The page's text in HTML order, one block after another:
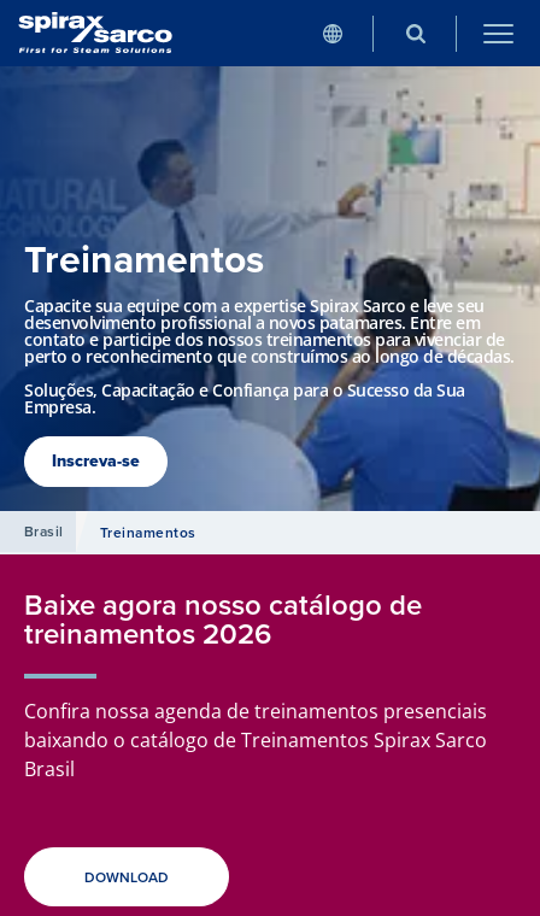
Treinamentos
Capacite sua equipe com a expertise Spirax Sarco e leve seu
desenvolvimento profissional a novos patamares. Entre em
contato e participe dos nossos treinamentos para vivenciar de
perto o reconhecimento que construímos ao longo de décadas.
Soluções, Capacitação e Confiança para o Sucesso da Sua
Empresa.
Inscreva-se
Brasil Treinamentos
Baixe agora nosso catálogo de
treinamentos 2026
Confira nossa agenda de treinamentos presenciais
baixando o catálogo de Treinamentos Spirax Sarco
Brasil
DOWNLOAD